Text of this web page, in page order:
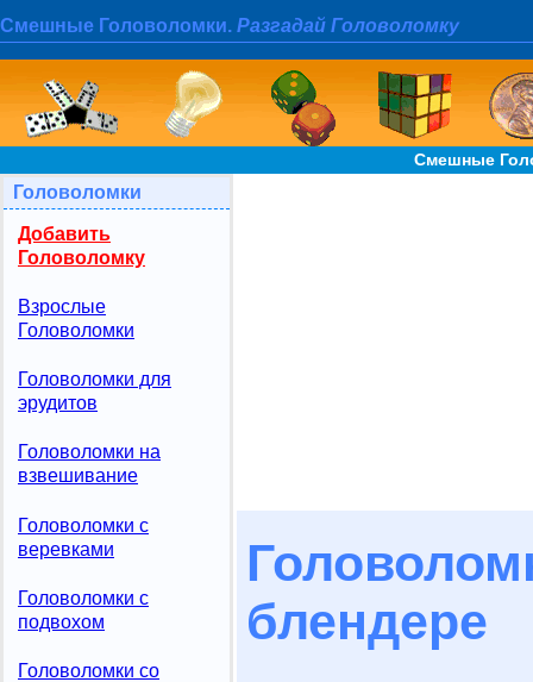
Смешные Головоломки. Разгадай Головоломку
Смешные
Головоломки
Добавить
Головоломку
Взрослые
Головоломки
Головоломки для
эрудитов
Головоломки на
взвешивание
Головоломки с
веревками
Головоломки с
подвохом
Головоломки со
блендере